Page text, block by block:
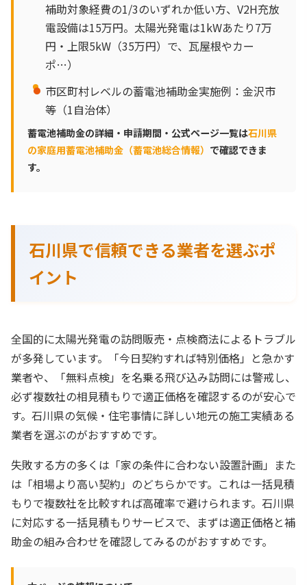
補助対象経費の1/3のいずれか低い方、V2H充放
電設備は15万円。太陽光発電は1kWあたり7万
円・上限5kW（35万円）で、瓦屋根やカー
ポ…）
市区町村レベルの蓄電池補助金実施例：金沢市
等（1自治体）
蓄電池補助金の詳細・申請期間・公式ページ一覧は石川県
の家庭用蓄電池補助金（蓄電池総合情報） で確認できま
す。
石川県で信頼できる業者を選ぶポ
イント
全国的に太陽光発電の訪問販売・点検商法によるトラブル
が多発しています。「今日契約すれば特別価格」と急かす
業者や、「無料点検」を名乗る飛び込み訪問には警戒し、
必ず複数社の相見積もりで適正価格を確認するのが安心で
す。石川県の気候・住宅事情に詳しい地元の施工実績ある
業者を選ぶのがおすすめです。
失敗する方の多くは「家の条件に合わない設置計画」また
は「相場より高い契約」のどちらかです。これは一括見積
もりで複数社を比較すれば高確率で避けられます。石川県
に対応する一括見積もりサービスで、まずは適正価格と補
助金の組み合わせを確認してみるのがおすすめです。